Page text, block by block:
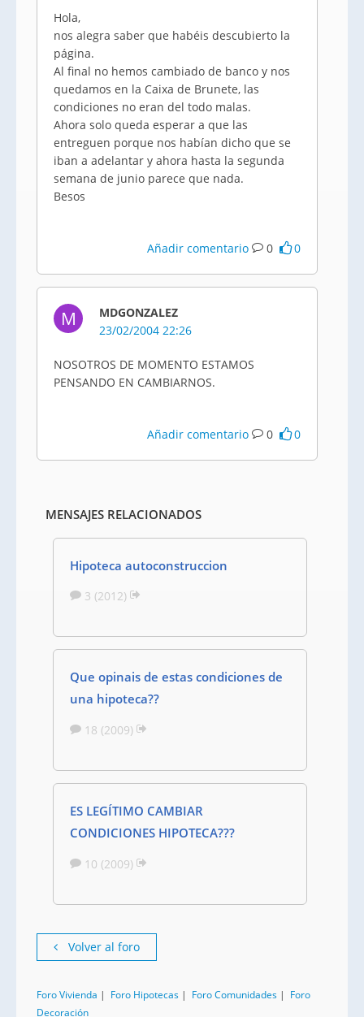
Hola,
nos alegra saber que habéis descubierto la
página.
Al final no hemos cambiado de banco y nos
quedamos en la Caixa de Brunete, las
condiciones no eran del todo malas.
Ahora solo queda esperar a que las
entreguen porque nos habían dicho que se
iban a adelantar y ahora hasta la segunda
semana de junio parece que nada.
Besos
Añadir comentario 0 0
M
MDGONZALEZ
23/02/2004 22:26
NOSOTROS DE MOMENTO ESTAMOS
PENSANDO EN CAMBIARNOS.
Añadir comentario 0 0
MENSAJES RELACIONADOS
Hipoteca autoconstruccion
3 (2012)
Que opinais de estas condiciones de
una hipoteca??
18 (2009)
ES LEGÍTIMO CAMBIAR
CONDICIONES HIPOTECA???
10 (2009)
Volver al foro
Foro Vivienda | Foro Hipotecas | Foro Comunidades | Foro
Decoración